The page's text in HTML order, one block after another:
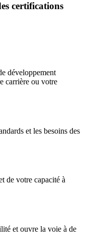
certifications
développement
carrière ou votre
et les besoins des
de votre capacité à
et ouvre la voie à de